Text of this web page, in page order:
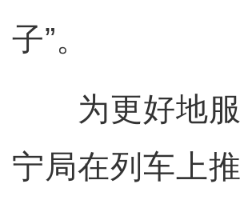
子”。
为更好地服
宁局在列车上